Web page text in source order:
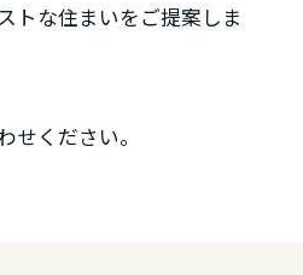
トな住まいをご提案しま
せください。